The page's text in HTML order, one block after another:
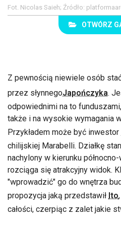
Fot. Nicolas Saieh; Źródło:
OTWÓRZ
Z pewnością niewiele osób
przez słynnegoJapończyka.
odpowiednimi na to
także i na wysokie wymagania
Przykładem może być inwestor
chilijskiej Marabelli. Działkę
nachylony w kierunku
rozciąga się atrakcyjny widok.
"wprowadzić" go do wnętrza
propozycja jaką przedstawił Ito
całości, czerpiąc z zalet jakie